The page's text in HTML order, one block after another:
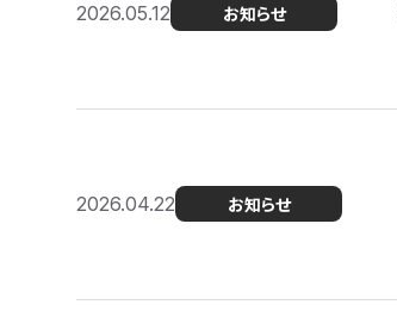
2026.05.12 お知らせ
2026.04.22 お知らせ